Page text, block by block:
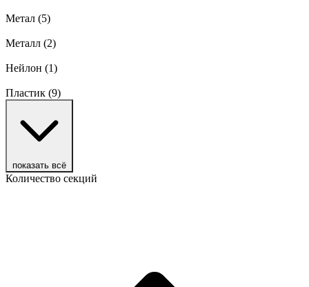
Метал (5)
Металл (2)
Нейлон (1)
Пластик (9)
показать всё
Количество секций